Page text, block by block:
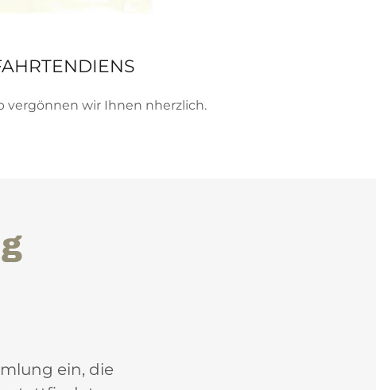
vergönnen wir Ihnen nherzlich.
ein, die